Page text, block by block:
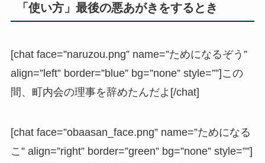
「使い方」最後の悪あがきをするとき
[chat face=”naruzou.png” name=”ためになるぞう”
align=”left” border=”blue” bg=”none” style=””]この
間、町内会の理事を辞めたんだよ[/chat]
[chat face=”obaasan_face.png” name=”ためになる
こ” align=”right” border=”green” bg=”none” style=””]